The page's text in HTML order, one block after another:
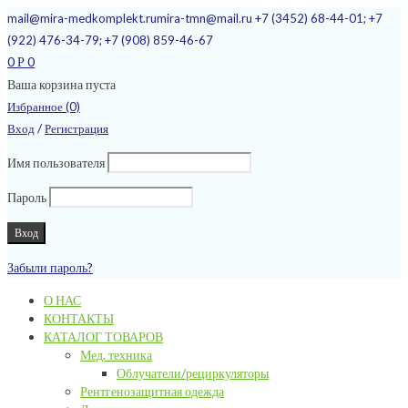
mail@mira-medkomplekt.rumira-tmn@mail.ru +7 (3452) 68-44-01; +7
(922) 476-34-79; +7 (908) 859-46-67
0 Р 0
Ваша корзина пуста
Избранное (0)
Вход /Регистрация
Имя пользователя
Пароль
Забыли пароль?
О НАС
КОНТАКТЫ
КАТАЛОГ ТОВАРОВ
Мед. техника
Облучатели/рециркуляторы
Рентгенозащитная одежда